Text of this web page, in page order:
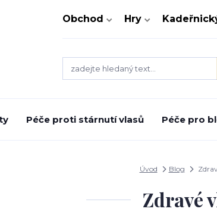
Obchod Hry
Péče proti stárnutí vlasů Péče pro
Úvod Blog
Zdravé